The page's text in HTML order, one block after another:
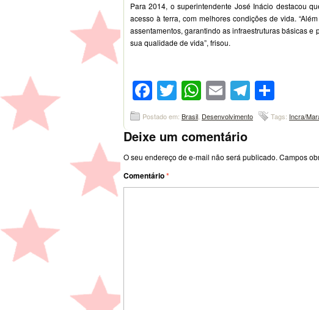
Para 2014, o superintendente José Inácio destacou
acesso à terra, com melhores condições de vida.
assentamentos, garantindo as infraestruturas básicas
sua qualidade de vida”, frisou.
Facebook
Twitter
WhatsApp
EmailTelegram
Postado em: Brasil Desenvolvimento Tags: Incra/
Deixe um comentário
O seu endereço de e-mail não será publicado. Campos
Comentário*